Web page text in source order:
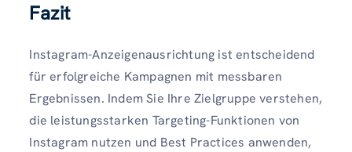
Fazit
Instagram-Anzeigenausrichtung ist entscheidend
für erfolgreiche Kampagnen mit messbaren
Ergebnissen. Indem Sie Ihre Zielgruppe verstehen,
die leistungsstarken Targeting-Funktionen von
Instagram nutzen und Best Practices anwenden,